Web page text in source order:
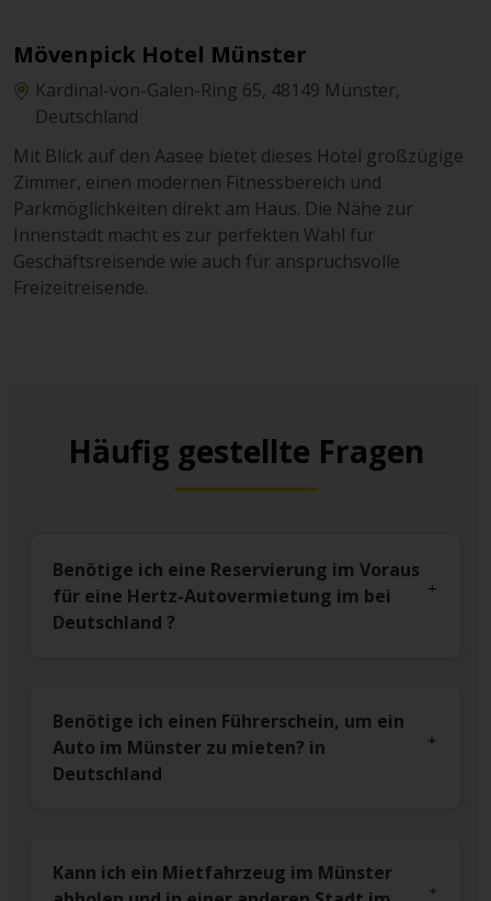
Mövenpick Hotel Münster
Kardinal-von-Galen-Ring 65, 48149 Münster,
Deutschland
Mit Blick auf den Aasee bietet dieses Hotel großzügige
Zimmer, einen modernen Fitnessbereich und
Parkmöglichkeiten direkt am Haus. Die Nähe zur
Innenstadt macht es zur perfekten Wahl für
Geschäftsreisende wie auch für anspruchsvolle
Freizeitreisende.
Häufig gestellte Fragen
Benötige ich eine Reservierung im Voraus
für eine Hertz-Autovermietung im bei
Deutschland ?
Benötige ich einen Führerschein, um ein
Auto im Münster zu mieten? in
Deutschland
Kann ich ein Mietfahrzeug im Münster